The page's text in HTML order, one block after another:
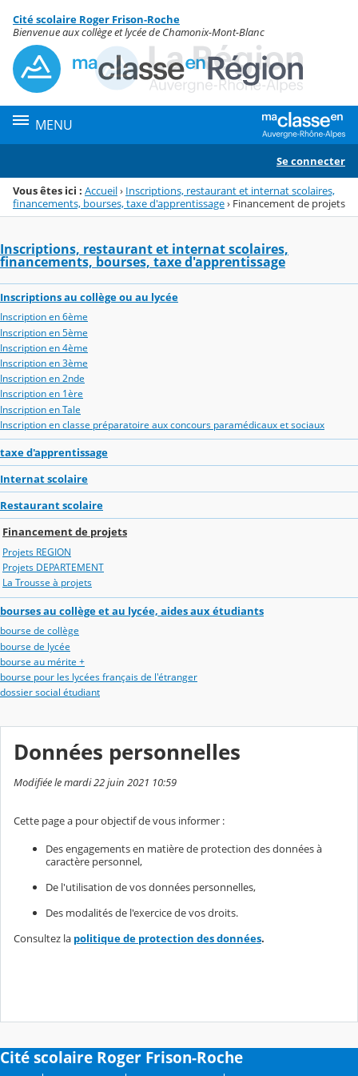
Menu de la rubrique
Contenu
Cité scolaire Roger Frison-Roche
Bienvenue aux collège et lycée de Chamonix-Mont-Blanc
MENU
Se connecter
Vous êtes ici : Accueil› Inscriptions, restaurant et internat scolaires,
financements, bourses, taxe d'apprentissage› Financement de projets
Inscriptions, restaurant et internat scolaires,
financements, bourses, taxe d'apprentissage
Inscriptions au collège ou au lycée
Inscription en 6ème
Inscription en 5ème
Inscription en 4ème
Inscription en 3ème
Inscription en 2nde
Inscription en 1ère
Inscription en Tale
Inscription en classe préparatoire aux concours paramédicaux et sociaux
taxe d'apprentissage
Internat scolaire
Restaurant scolaire
Financement de projets
Projets REGION
Projets DEPARTEMENT
La Trousse à projets
bourses au collège et au lycée, aides aux étudiants
bourse de collège
bourse de lycée
bourse au mérite +
bourse pour les lycées français de l'étranger
dossier social étudiant
Données personnelles
Modifiée le mardi 22 juin 2021 10:59
Cette page a pour objectif de vous informer :
Des engagements en matière de protection des données à
caractère personnel,
De l'utilisation de vos données personnelles,
Des modalités de l'exercice de vos droits.
Consultez la politique de protection des données.
Cité scolaire Roger Frison-Roche